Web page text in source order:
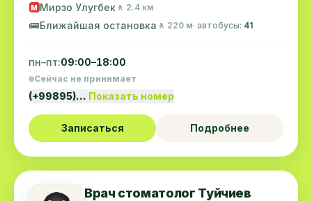
M Мирзо Улугбек 🚶 2.4 км
🚌Ближайшая остановка 🚶 220 м· автобусы: 41
пн–пт:09:00–18:00
Сейчас не принимает
(+99895)… Показать номер
Записаться Подробнее
Врач стоматолог Туйчиев